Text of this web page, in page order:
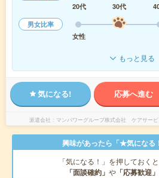
20代
30代
男女比率
女性
もっと見る
気になる! 応募へ進む
派遣会社 マンパワーグループ株式会社 ケアサー
興味があったら「★気になる
「気になる！」を押しておく
「面談確約」 や 「応募歓迎」